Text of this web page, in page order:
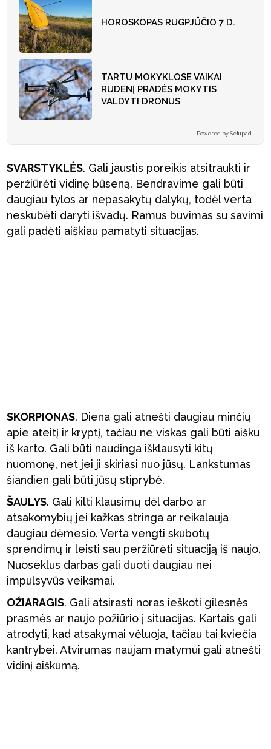
HOROSKOPAS RUGPJŪČIO 7 D.
TARTU MOKYKLOSE VAIKAI
RUDENĮ PRADĖS MOKYTIS
VALDYTI DRONUS
Powered by Setupad
SVARSTYKLĖS. Gali jaustis poreikis atsitraukti ir
peržiūrėti vidinę būseną. Bendravime gali būti
daugiau tylos ar nepasakytų dalykų, todėl verta
neskubėti daryti išvadų. Ramus buvimas su savimi
gali padėti aiškiau pamatyti situacijas.
SKORPIONAS. Diena gali atnešti daugiau minčių
apie ateitį ir kryptį, tačiau ne viskas gali būti aišku
iš karto. Gali būti naudinga išklausyti kitų
nuomonę, net jei ji skiriasi nuo jūsų. Lankstumas
šiandien gali būti jūsų stiprybė.
ŠAULYS. Gali kilti klausimų dėl darbo ar
atsakomybių jei kažkas stringa ar reikalauja
daugiau dėmesio. Verta vengti skubotų
sprendimų ir leisti sau peržiūrėti situaciją iš naujo.
Nuoseklus darbas gali duoti daugiau nei
impulsyvūs veiksmai.
OŽIARAGIS. Gali atsirasti noras ieškoti gilesnės
prasmės ar naujo požiūrio į situacijas. Kartais gali
atrodyti, kad atsakymai vėluoja, tačiau tai kviečia
kantrybei. Atvirumas naujam matymui gali atnešti
vidinį aiškumą.